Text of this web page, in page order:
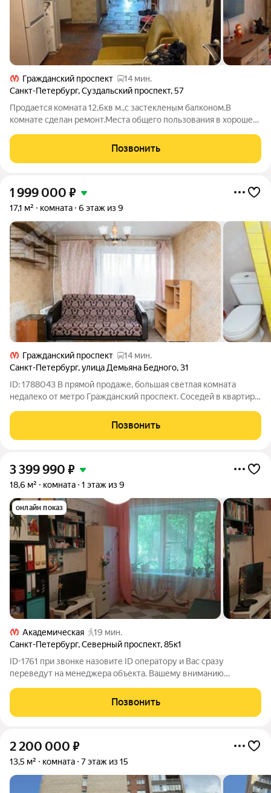
Гражданский проспект
14 мин.
Санкт-Петербург,Суздальский проспект,57
Продается комната 12,6кв м.,с застекленым балконом.В
комнате сделан ремонт.Места общего пользования в хорошем
санузла.На кухне есть свое место с
мебелью.Доброжелательные,спокойные соседи.Можно
Позвонить
1 999 000 ₽
17,1 м² комната 6 этаж из 9
Гражданский проспект
14 мин.
Санкт-Петербург,улица Демьяна Бедного,31
ID: 1788043 В прямой продаже, большая светлая комната
недалеко от метро Гражданский проспект. Соседей в квартире
готовы. Быстро выйдем на сделку. Не упустите свой шанс,
стать обладателем этой
Позвонить
3 399 990 ₽
18,6 м² комната 1 этаж из 9
онлайн показ
Академическая
19 мин.
Санкт-Петербург,Северный проспект,85к1
ID-1761 при звонке назовите ID оператору и Вас сразу
переведут на менеджера объекта. Вашему вниманию
трёхкомнатная квартира общей площадью 61,9
Позвонить
2 200 000 ₽
13,5 м² комната 7 этаж из 15